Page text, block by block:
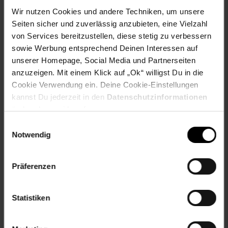
Wir nutzen Cookies und andere Techniken, um unsere
Seiten sicher und zuverlässig anzubieten, eine Vielzahl
von Services bereitzustellen, diese stetig zu verbessern
sowie Werbung entsprechend Deinen Interessen auf
unserer Homepage, Social Media und Partnerseiten
anzuzeigen. Mit einem Klick auf „Ok“ willigst Du in die
Cookie Verwendung ein. Deine Cookie-Einstellungen
kannst Du jederzeit in den Datenschutzinformationen
ändern bzw. widerrufen.
Notwendig
Präferenzen
Statistiken
Lieferumfang)
EU-Verantwortlicher:Moni Trade Ltd. Bojurka
VladimirovaTrebich, Dolo
Str11298SofiaBulgarienoffice@cangaroo-bg.com
Alter ab 3 Jahre
Artikelnummer: 2520190003
EAN: 3800146224264